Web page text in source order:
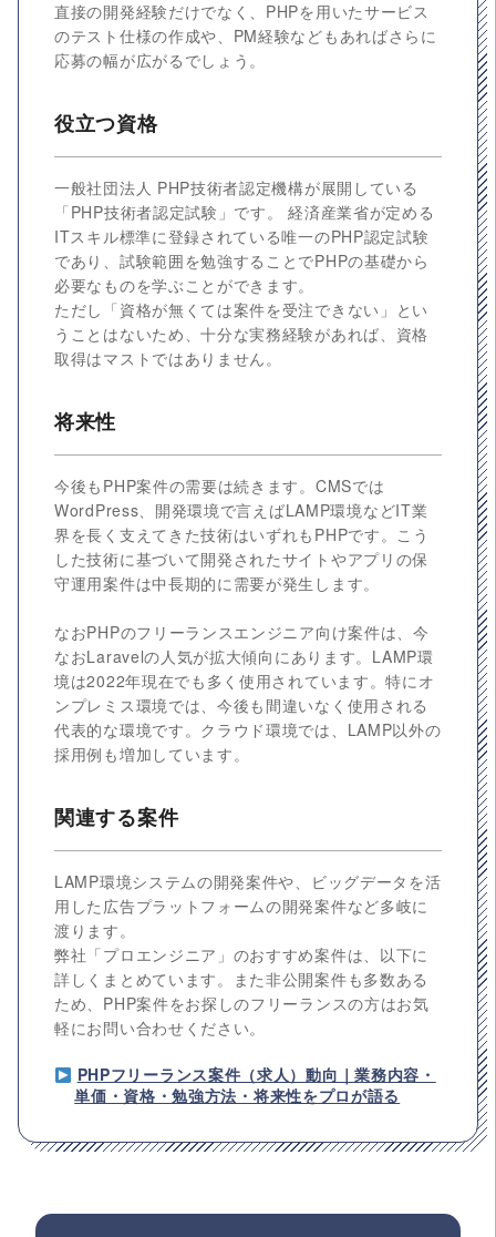
直接の開発経験だけでなく、PHPを用いたサービス
のテスト仕様の作成や、PM経験などもあればさらに
応募の幅が広がるでしょう。
役立つ資格
一般社団法人 PHP技術者認定機構が展開している
「PHP技術者認定試験」です。 経済産業省が定める
ITスキル標準に登録されている唯一のPHP認定試験
であり、試験範囲を勉強することでPHPの基礎から
必要なものを学ぶことができます。
ただし「資格が無くては案件を受注できない」とい
うことはないため、十分な実務経験があれば、資格
取得はマストではありません。
将来性
今後もPHP案件の需要は続きます。CMSでは
WordPress、開発環境で言えばLAMP環境などIT業
界を長く支えてきた技術はいずれもPHPです。こう
した技術に基づいて開発されたサイトやアプリの保
守運用案件は中長期的に需要が発生します。
なおPHPのフリーランスエンジニア向け案件は、今
なおLaravelの人気が拡大傾向にあります。LAMP環
境は2022年現在でも多く使用されています。特にオ
ンプレミス環境では、今後も間違いなく使用される
代表的な環境です。クラウド環境では、LAMP以外の
採用例も増加しています。
関連する案件
LAMP環境システムの開発案件や、ビッグデータを活
用した広告プラットフォームの開発案件など多岐に
渡ります。
弊社「プロエンジニア」のおすすめ案件は、以下に
詳しくまとめています。また非公開案件も多数ある
ため、PHP案件をお探しのフリーランスの方はお気
軽にお問い合わせください。
PHPフリーランス案件（求人）動向｜業務内容・
単価・資格・勉強方法・将来性をプロが語る